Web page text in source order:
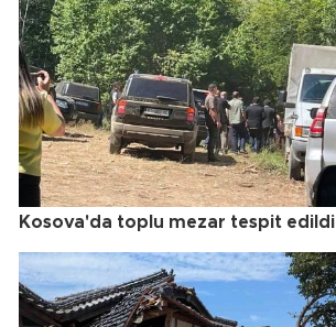
Kosova'da toplu mezar tespit edildi